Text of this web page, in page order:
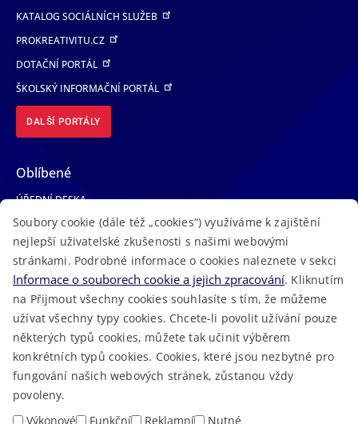
KATALOG SOCIÁLNÍCH SLUŽEB
PROKREATIVITU.CZ
DOTAČNÍ PORTÁL
ŠKOLSKÝ INFORMAČNÍ PORTÁL
DALŠÍ PORTÁLY
Oblíbené
ÚŘEDNÍ DESKA
TELEFONNÍ SEZNAM
LÉKAŘSKÁ POHOTOVOST
VOLNÁ MÍSTA
AKTUALITY
2023 © Královéhradecký kraj • Vytvořeno vMacron Software
RSS • Mapa stránek •Cookies Prohlášení o přístupnosti
Soubory cookie (dále též „cookies“) využíváme k zajištění
nejlepší uživatelské zkušenosti s našimi webovými
stránkami. Podrobné informace o cookies naleznete v sekci
Informace o souborech cookie a jejich zpracování. Kliknutím
na Přijmout všechny cookies souhlasíte s tím, že můžeme
užívat všechny typy cookies. Chcete-li povolit užívání pouze
některých typů cookies, můžete tak učinit výběrem
konkrétních typů cookies. Cookies, které jsou nezbytné pro
fungování našich webových stránek, zůstanou vždy
povoleny.
Výkonové
Funkční Reklamní Nutné